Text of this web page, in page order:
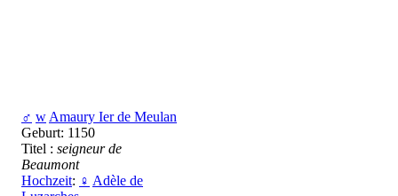
♂ w Amaury Ier de Meulan
Geburt: 1150
Titel : seigneur de
Beaumont
Hochzeit: ♀ Adèle de